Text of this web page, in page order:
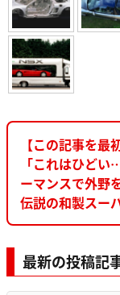
【この記事を最
「これはひど
ーマンスで外野
伝説の和製スー
最新の投稿記